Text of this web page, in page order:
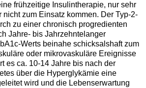
frühzeitige Insulintherapie, nur sehr
nicht zum Einsatz kommen. Der Typ-2-
zu einer chronisch progredienten
Jahre- bis Jahrzehntelanger
Werts beinahe schicksalshaft zum
oder mikrovaskuläre Ereignisse
es ca. 10-14 Jahre bis nach der
über die Hyperglykämie eine
wird und die Lebenserwartung